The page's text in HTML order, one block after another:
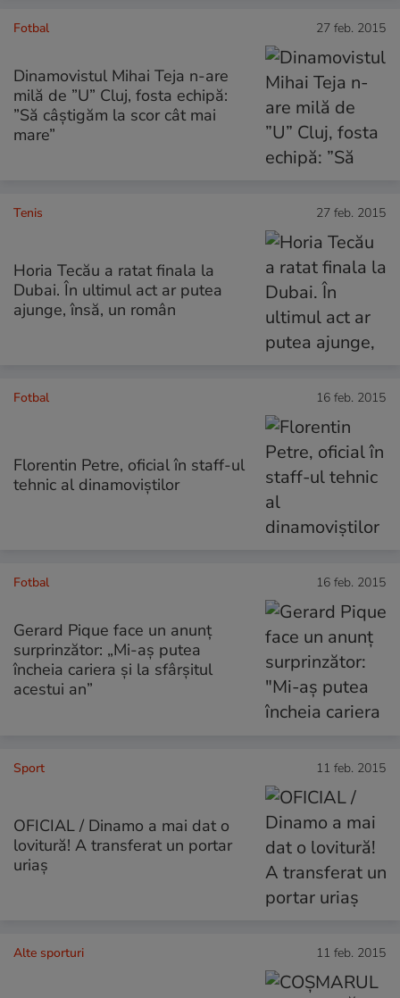
Fotbal 27 feb. 2015
Dinamovistul Mihai Teja n-are
milă de ”U” Cluj, fosta echipă:
”Să câștigăm la scor cât mai
mare”
Tenis 27 feb. 2015
Horia Tecău a ratat finala la
Dubai. În ultimul act ar putea
ajunge, însă, un român
Fotbal 16 feb. 2015
Florentin Petre, oficial în staff-ul
tehnic al dinamoviștilor
Fotbal 16 feb. 2015
Gerard Pique face un anunț
surprinzător: „Mi-aș putea
încheia cariera și la sfârșitul
acestui an”
Sport 11 feb. 2015
OFICIAL / Dinamo a mai dat o
lovitură! A transferat un portar
uriaș
Alte sporturi 11 feb. 2015